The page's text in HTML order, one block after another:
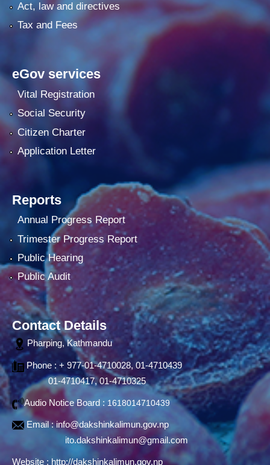
Act, law and directives
Tax and Fees
eGov services
Vital Registration
Social Security
Citizen Charter
Application Letter
Reports
Annual Progress Report
Trimester Progress Report
Public Hearing
Public Audit
Contact Details
Pharping, Kathmandu
Phone : + 977-01-4710028, 01-4710439
01-4710417, 01-4710325
Audio Notice Board : 1618014710439
Email :info@dakshinkalimun.gov.np
ito.dakshinkalimun@gmail.com
Website : http://dakshinkalimun.gov.np